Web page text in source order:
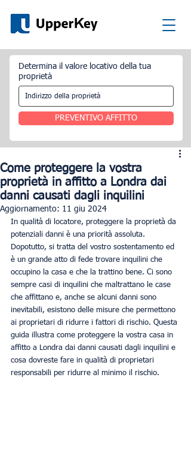
Determina il valore locativo della tua
proprietà
PREVENTIVO AFFITTO
Come proteggere la vostra
proprietà in affitto a Londra dai
danni causati dagli inquilini
Aggiornamento: 11 giu 2024
In qualità di locatore, proteggere la proprietà da
potenziali danni è una priorità assoluta.
Dopotutto, si tratta del vostro sostentamento ed
è un grande atto di fede trovare inquilini che
occupino la casa e che la trattino bene. Ci sono
sempre casi di inquilini che maltrattano le case
che affittano e, anche se alcuni danni sono
inevitabili, esistono delle misure che permettono
ai proprietari di ridurre i fattori di rischio. Questa
guida illustra come proteggere la vostra casa in
affitto a Londra dai danni causati dagli inquilini e
cosa dovreste fare in qualità di proprietari
responsabili per ridurre al minimo il rischio.